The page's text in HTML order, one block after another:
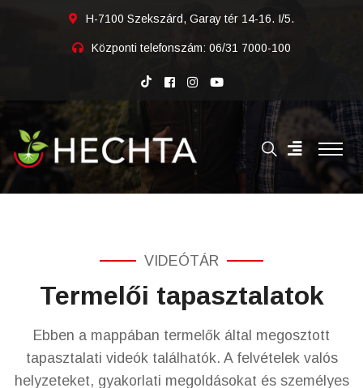
H-7100 Szekszárd, Garay tér 14-16. I/5.
Központi telefonszám: 06/31 7000-100
VIDEÓTÁR
Termelői tapasztalatok
Ebben a mappában termelők által megosztott
tapasztalati videók találhatók. A felvételek valós
helyzeteket, gyakorlati megoldásokat és személyes